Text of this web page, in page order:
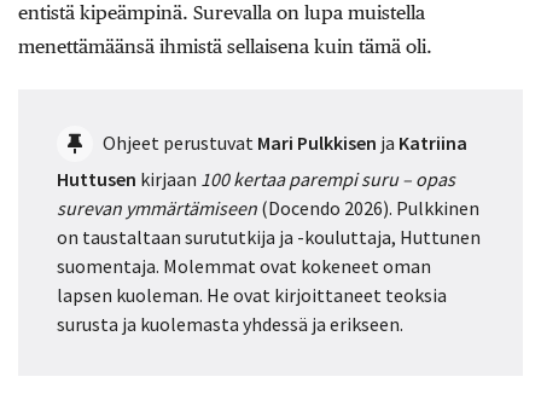
entistä kipeämpinä. Surevalla on lupa muistella
menettämäänsä ihmistä sellaisena kuin tämä oli.
Ohjeet perustuvat Mari Pulkkisen ja Katriina
Huttusen kirjaan 100 kertaa parempi suru – opas
surevan ymmärtämiseen (Docendo 2026). Pulkkinen
on taustaltaan surututkija ja -kouluttaja, Huttunen
suomentaja. Molemmat ovat kokeneet oman
lapsen kuoleman. He ovat kirjoittaneet teoksia
surusta ja kuolemasta yhdessä ja erikseen.